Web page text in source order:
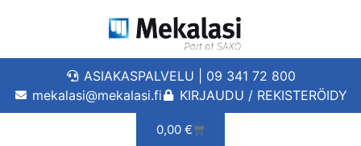
ASIAKASPALVELU | 09 341 72 800
mekalasi@mekalasi.fi
KIRJAUDU / REKISTERÖIDY
0,00 €